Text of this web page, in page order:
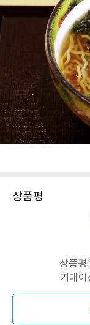
상품평
상품평
기대